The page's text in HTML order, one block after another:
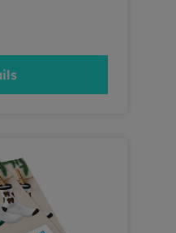
und
mit zwei
60 °C, farbig